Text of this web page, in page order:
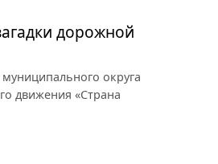
дорожной
округа
движения «Страна